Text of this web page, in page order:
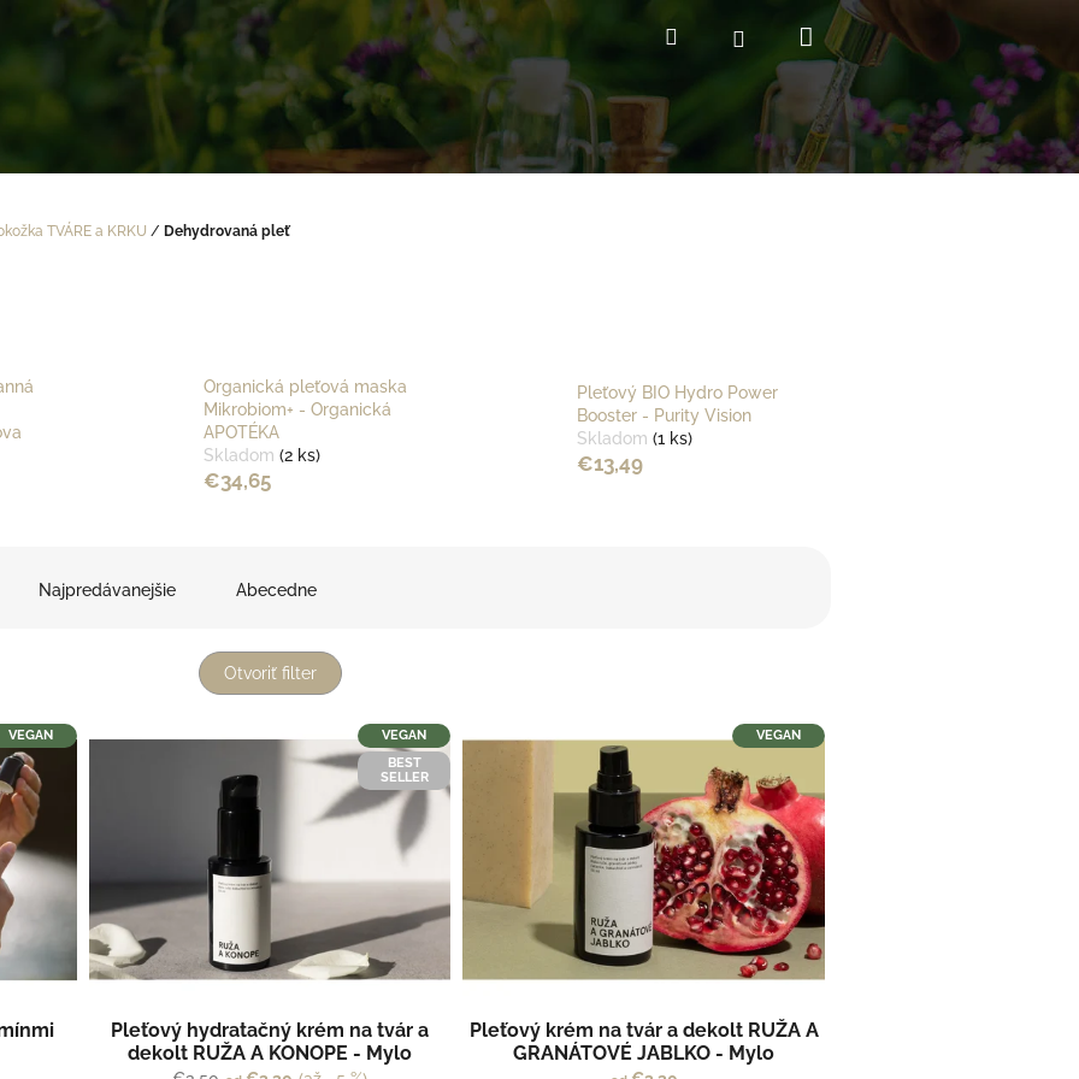
HľadaťPrihlásenieNákupný
košík
TVÁRE a KRKU / Dehydrovaná pleť
Organická pleťová maska
Mikrobiom+ - Organická
APOTÉKA
Skladom (2 ks)
€34,65
Pleťový BIO Hydro Power
Booster - Purity Vision
Skladom(1 ks)
€13,49
Najpredávanejšie Abecedne
Otvoriť filter
VEGAN
VEGAN
BEST
SELLER
Pleťový hydratačný krém na tvár a
dekolt RUŽA A KONOPE - Mylo
VEGAN
Pleťový krém na tvár a dekolt RUŽA A
GRANÁTOVÉ JABLKO - Mylo